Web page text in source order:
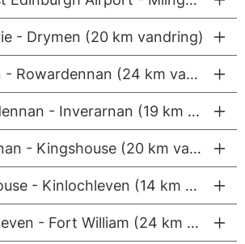
- Drymen (20 km vandring)
Dag 3: Drymen - Rowardennan (24 km vandring)
Dag 4: Rowardennan - Inverarnan (19 km vandring)
Dag 5: Inverarnan - Kingshouse (20 km vandring)
Dag 6: Kingshouse - Kinlochleven (14 km vandring)
Dag 7: Kinlochleven - Fort William (24 km vandring)